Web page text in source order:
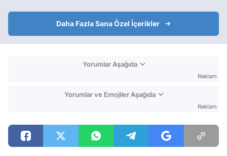
Daha Fazla Sana Özel İçerikler
Yorumlar Aşağıda
Reklam
Yorumlar ve Emojiler Aşağıda
Reklam